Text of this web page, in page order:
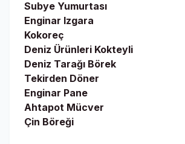
Subye Yumurtası
Enginar Izgara
Kokoreç
Deniz Ürünleri Kokteyli
Deniz Tarağı Börek
Tekirden Döner
Enginar Pane
Ahtapot Mücver
Çin Böreği